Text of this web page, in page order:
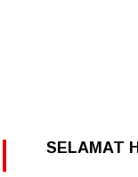
SELAMAT